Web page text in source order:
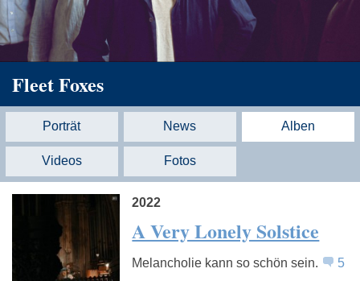
Fleet Foxes
Porträt News Alben
Videos Fotos
2022
A Very Lonely Solstice
Melancholie kann so schön sein. 5